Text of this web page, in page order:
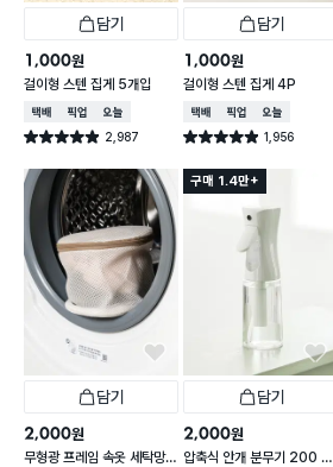
담기
1,000원
걸이형 스텐 집게 5개입
택배배송매장픽업오늘배송
별점 4.9점 2,987
건 작성
담기
1,000원
걸이형 스텐 집게 4P
택배배송매장픽업오늘배송
별점 4.9점 1,956
건 작성
담기
2,000원
무형광 프레임 속옷 세탁망 1
구매 1.4만+
담기
2,000원
압축식 안개 분무기 200 m